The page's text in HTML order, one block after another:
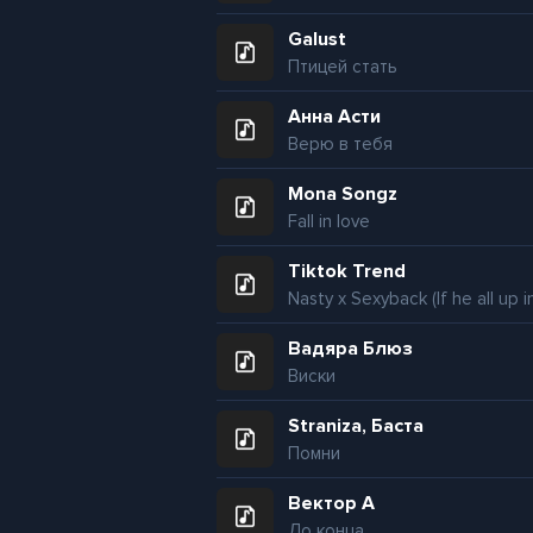
Galust
Птицей стать
Анна Асти
Верю в тебя
Mona Songz
Fall in love
Tiktok Trend
Вадяра Блюз
Виски
Straniza, Баста
Помни
Вектор А